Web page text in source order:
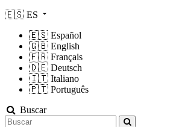
🇪🇸 ES
🇪🇸 Español
🇬🇧 English
🇫🇷 Français
🇩🇪 Deutsch
🇮🇹 Italiano
🇵🇹 Português
Buscar